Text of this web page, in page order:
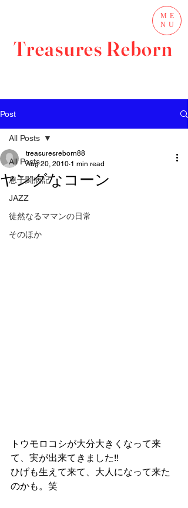
ME
NU
Treasures Reborn
Post
All Posts
息子闘病記
JAZZ
徒然なるママンの日常
そのほか
All Posts
ヤングなコーン
treasuresreborn88
Aug 20, 2010 1 min read
トウモロコシが大分大きくなって来
て、実が出来てきました!!
ひげも生えて来て、大人になって来た
のかも。笑